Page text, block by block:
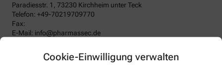
Cookie-Einwilligung verwalten
Paradiesstr. 1, 73230 Kirchheim unter Teck
Telefon: +49-70219709770
Fax:
E-Mail: info@pharmassec.de
Datenschutzbeauftragter: